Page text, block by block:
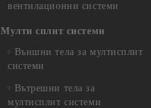
вентилационни системи
Мулти сплит системи
Външни тела за мултисплит
системи
Вътрешни тела за
мултисплит системи